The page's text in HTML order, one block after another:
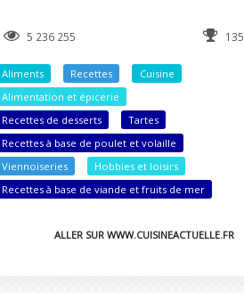
5 236 255 135
Aliments Recettes
Cuisine
Alimentation et épicerie
Recettes de desserts
Tartes
Recettes à base de poulet et volaille
Viennoiseries
Hobbies et loisirs
Recettes à base de viande et fruits de mer
ALLER SUR WWW.CUISINEACTUELLE.FR